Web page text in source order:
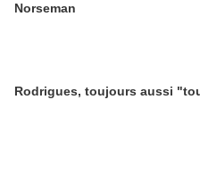
Norseman
Rodrigues, toujours aussi